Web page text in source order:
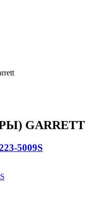
GARRETT
5009S